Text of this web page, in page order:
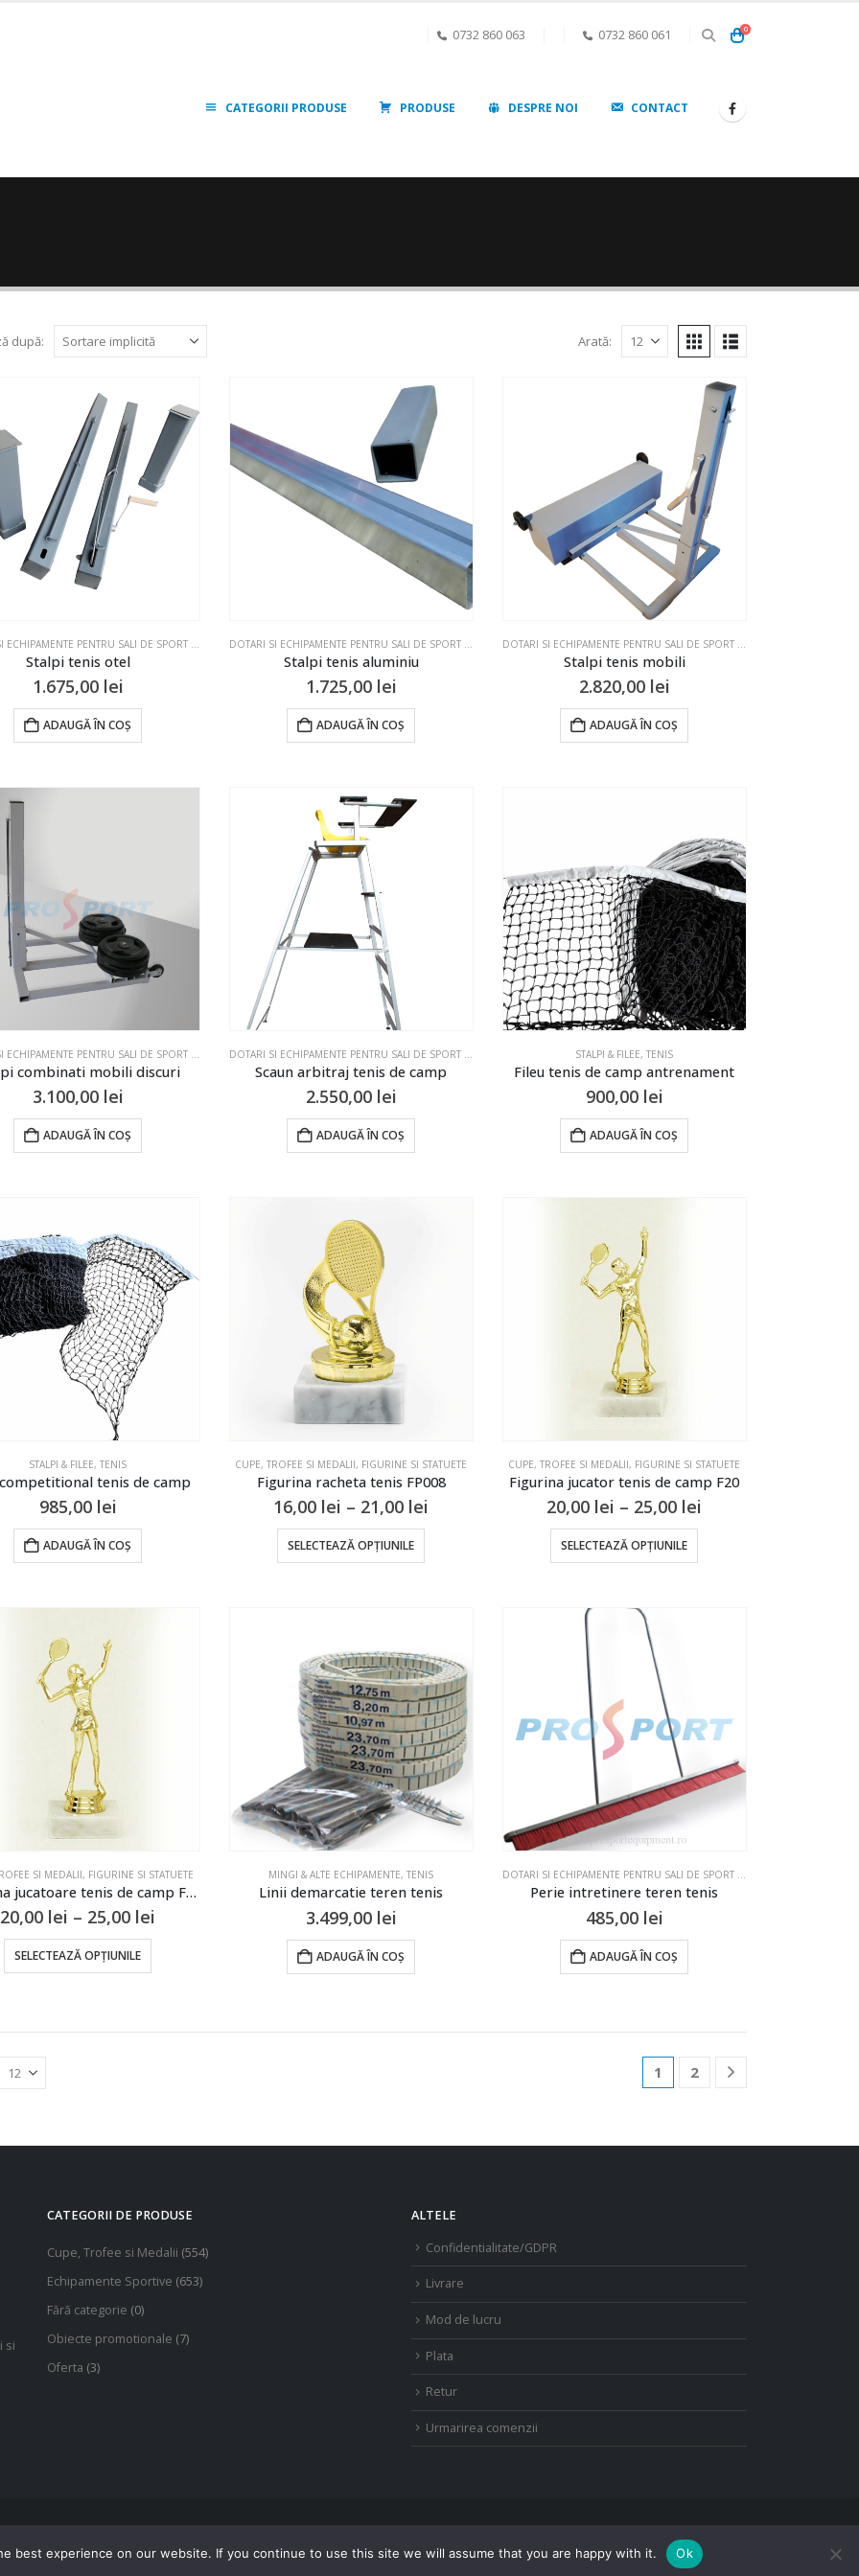
0732 860 063 0732 860 061 0
CATEGORII PRODUSE PRODUSE DESPRE NOI CONTACT
după: Arată:
DOTARI SI ECHIPAMENTE PENTRU SALI DE SPORT SI TERENURI ,STALPI & FILEE,TENIS
Stalpi tenis otel
1.675,00 lei
ADAUGĂ ÎN COȘ
DOTARI SI ECHIPAMENTE PENTRU SALI DE SPORT SI TERENURI ,ECHIPAMENTE SPORTIVE,STALPI & FILEE,TENIS
Stalpi tenis aluminiu
1.725,00 lei
ADAUGĂ ÎN COȘ
DOTARI SI ECHIPAMENTE PENTRU SALI DE SPORT SI TERENURI
Stalpi tenis mobili
2.820,00 lei
ADAUGĂ ÎN COȘ
DOTARI SI ECHIPAMENTE PENTRU SALI DE SPORT SI TERENURI ,STALPI & FILEE,STALPI & FILEE ,TENIS, VOLEI
combinati mobili discuri
3.100,00 lei
ADAUGĂ ÎN COȘ
DOTARI SI ECHIPAMENTE PENTRU SALI DE SPORT SI TERENURI STALPI & FILEE,TENIS
Scaun arbitraj tenis de camp
2.550,00 lei
ADAUGĂ ÎN COȘ
STALPI & FILEE,TENIS
Fileu tenis de camp antrenament
900,00 lei
ADAUGĂ ÎN COȘ
STALPI & FILEE,TENIS
tenis de camp
985,00 lei
ADAUGĂ ÎN COȘ
CUPE, TROFEE SI MEDALII, FIGURINE SI STATUETE
Figurina racheta tenis FP008
16,00 lei – 21,00 lei
SELECTEAZĂ OPȚIUNILE
produs
variații.
Opțiunile
pot
fi
alese
în
pagina
produsului.
CUPE, TROFEE SI MEDALII, FIGURINE SI STATUETE
Figurina jucator tenis de camp F20
20,00 lei – 25,00 lei
SELECTEAZĂ OPȚIUNILE
produs
fi
alese
în
pagina
produsului.
SI MEDALII, FIGURINE SI STATUETE
Figurina jucatoare tenis de camp F23
20,00 lei – 25,00 lei
SELECTEAZĂ OPȚIUNILE
produs
produsului.
MINGI & ALTE ECHIPAMENTE,TENIS
Linii demarcatie teren tenis
3.499,00 lei
ADAUGĂ ÎN COȘ
DOTARI SI ECHIPAMENTE PENTRU SALI DE SPORT SI TERENURI
Perie intretinere teren tenis
485,00 lei
ADAUGĂ ÎN COȘ
1 2
si
CATEGORII DE PRODUSE
Cupe, Trofee si Medalii (554)
Echipamente Sportive (653)
Fără categorie (0)
Obiecte promotionale (7)
Oferta (3)
ALTELE
Confidentialitate/GDPR
Livrare
Mod de lucru
Plata
Retur
Urmarirea comenzii
best experience on our website. If you continue to use this site we will assume that you are happy with it. Ok